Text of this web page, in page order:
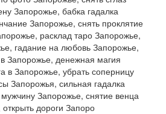
Запорожье, бабка гадалка
Запорожье, снять проклятие
расклад таро Запорожье,
гадание на любовь Запорожье,
Запорожье, денежная магия
в Запорожье, убрать соперницу
Запорожья, сильная гадалка
Запорожье, снятие венца
дороги Запоро